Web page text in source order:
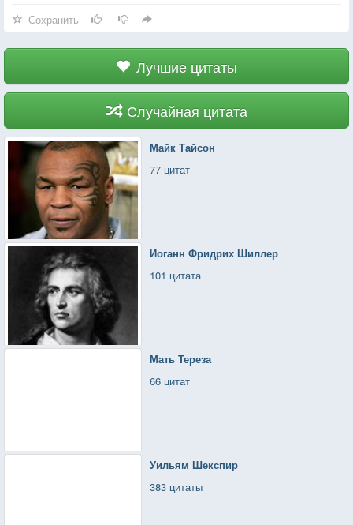
Сохранить
Лучшие цитаты
Случайная цитата
Майк Тайсон
77 цитат
Иоганн Фридрих Шиллер
101 цитата
Мать Тереза
66 цитат
Уильям Шекспир
383 цитаты